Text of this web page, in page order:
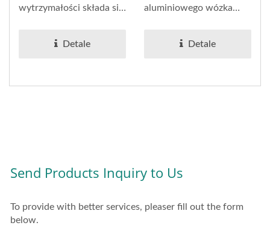
Kg).
wytrzymałości składa się
Detale
aluminiowego wózka
szukaj dalej niż...
Detale